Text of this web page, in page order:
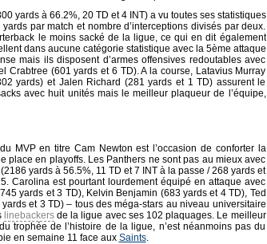
yards à 66.2%, 20 TD et 4 INT) a vu toutes ses statistiques
par match et nombre d’interceptions divisés par deux.
le moins sacké de la ligue, ce qui en dit également
dans aucune catégorie statistique avec la 5ème attaque
mais ils disposent d’armes offensives redoutables avec
Crabtree (601 yards et 6 TD). A la course, Latavius Murray
yards) et Jalen Richard (281 yards et 1 TD) assurent le
avec huit unités mais le meilleur plaqueur de l’équipe,
MVP en titre Cam Newton est l’occasion de conforter la
place en playoffs. Les Panthers ne sont pas au mieux avec
yards à 56.5%, 11 TD et 7 INT à la passe / 268 yards et
Carolina est pourtant lourdement équipé en attaque avec
yards et 3 TD), Kelvin Benjamin (683 yards et 4 TD), Ted
et 3 TD) – tous des méga-stars au niveau universitaire
linebackersde la ligue avec ses 102 plaquages. Le meilleur
trophée de l’histoire de la ligue, n’est néanmoins pas du
en semaine 11 face aux Saints.